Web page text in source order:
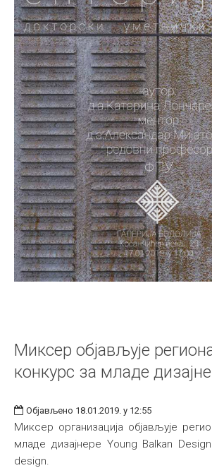
Миксер објављује
конкурс за младе
Објављено 18.01.2019. у 12:55
Миксер организација објављује
младе дизајнере Young Balkan
design.